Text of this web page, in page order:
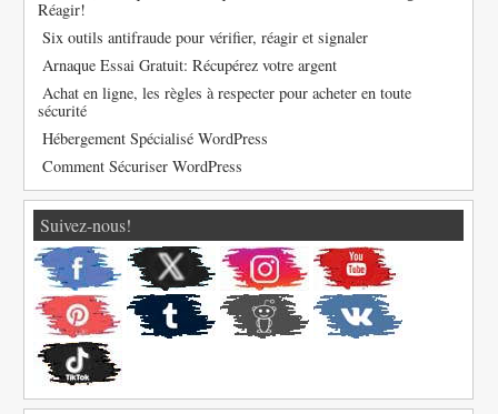
Réagir!
Six outils antifraude pour vérifier, réagir et signaler
Arnaque Essai Gratuit: Récupérez votre argent
Achat en ligne, les règles à respecter pour acheter en toute
sécurité
Hébergement Spécialisé WordPress
Comment Sécuriser WordPress
Suivez-nous!